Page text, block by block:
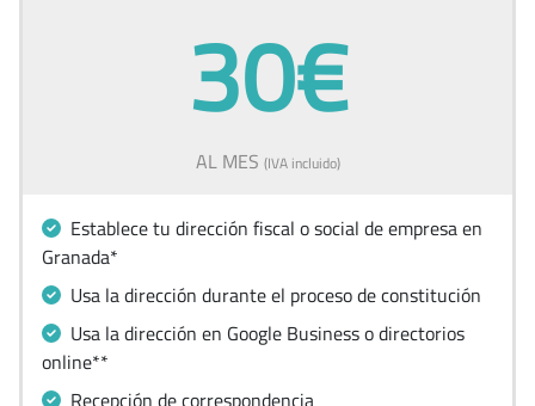
30€
AL MES (IVA incluido)
Establece tu dirección fiscal o social de empresa en
Granada*
Usa la dirección durante el proceso de constitución
Usa la dirección en Google Business o directorios
online**
Recepción de correspondencia